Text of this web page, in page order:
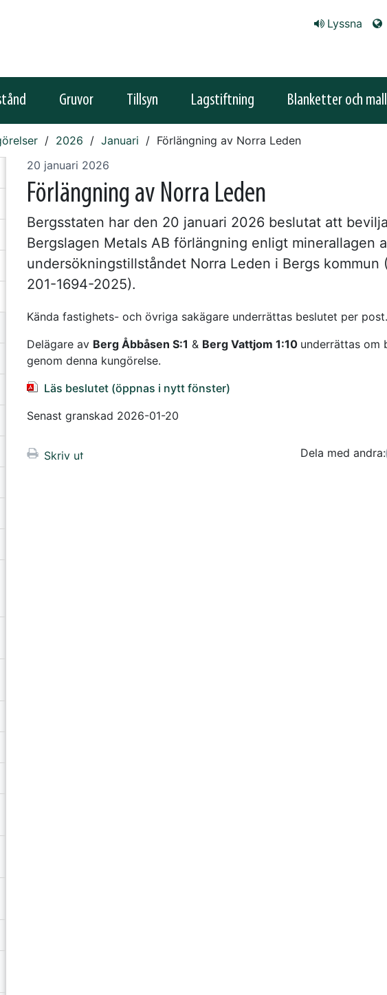
Lyssna
Gruvor Tillsyn Lagstiftning Blanketter och
2026 Januari Förlängning av Norra Leden
20 januari 2026
Förlängning av Norra Leden
Bergsstaten har den 20 januari 2026 beslutat att bevilja
Bergslagen Metals AB förlängning enligt minerallagen
undersökningstillståndet Norra Leden i Bergs kommun
201-1694-2025).
Kända fastighets- och övriga sakägare underrättas beslutet per post.
Delägare av Berg Åbbåsen S:1 & Berg Vattjom 1:10 underrättas om
genom denna kungörelse.
Läs beslutet (öppnas i nytt fönster)
Senast granskad 2026-01-20
Skriv ut Dela med andra: